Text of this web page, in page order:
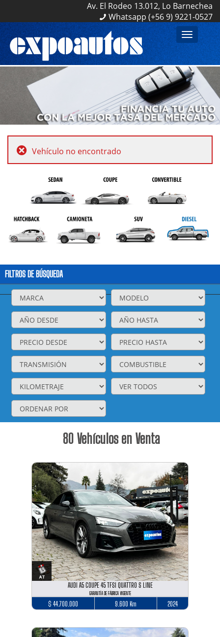
Av. El Rodeo 13.012, Lo Barnechea
Whatsapp (+56 9) 9221-0527
Av. El Rodeo 13.012, Lo Barnechea
Whatsapp (+56 9) 9221-0527
Toggle
navigation
Vehículo no encontrado
FILTROS DE BÚSQUEDA
80 Vehículos en Venta
AUDI A5 COUPE 45 TFSI QUATTRO S LINE
GARANTÍA DE FÁBRICA VIGENTE
$ 44.700.000 9.600 Km 2024